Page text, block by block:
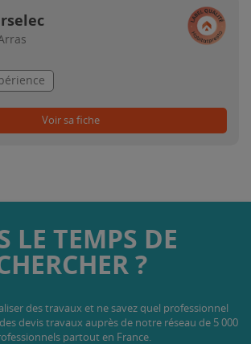
Voir sa fiche
LE TEMPS DE
?
des travaux et ne savez quel professionnel
devis travaux auprès de notre réseau de 5 000
partout en France.